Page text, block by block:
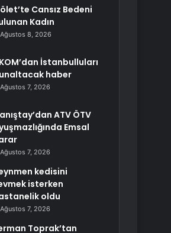
Cansız Bedeni
Kadın
Ağustos 8, 2026
İstanbulluları
haber
Ağustos 7, 2026
ATV ÖTV
Emsal
Ağustos 7, 2026
kedisini
isterken
oldu
Ağustos 7, 2026
Toprak’tan